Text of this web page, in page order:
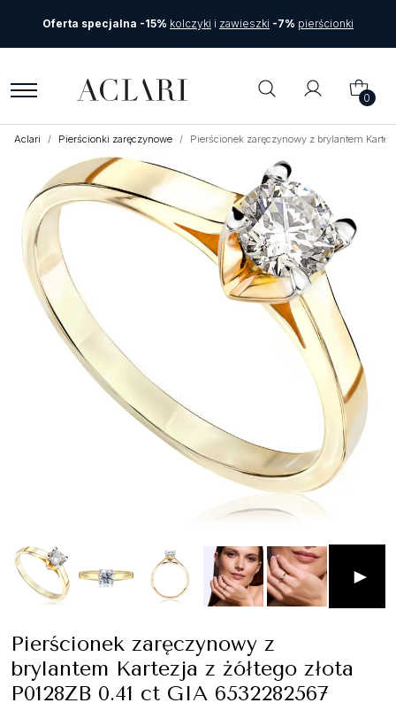
Oferta specjalna -15% kolczyki i zawieszki -7% pierścionki
0
Aclari Pierścionki zaręczynowe Pierścionek zaręczynowy z brylantem
►
Pierścionek zaręczynowy z
brylantem Kartezja z żółtego złota
P0128ZB 0.41 ct GIA 6532282567